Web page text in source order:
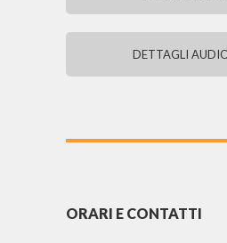
DETTAGLI
ORARI E CONTATTI